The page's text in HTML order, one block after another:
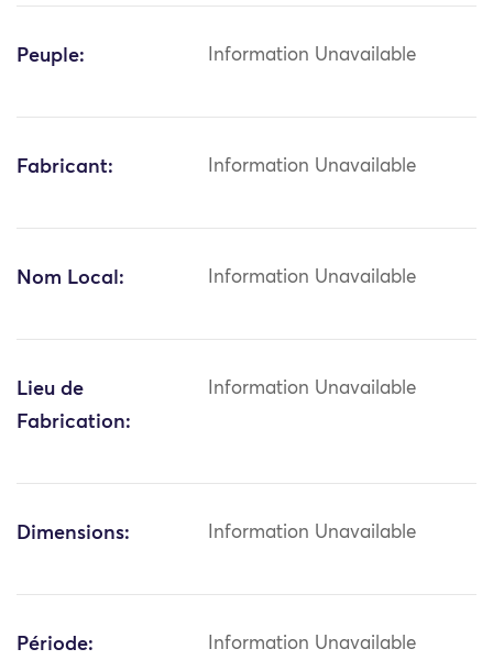
Peuple: Information Unavailable
Fabricant: Information Unavailable
Nom Local: Information Unavailable
Lieu de
Fabrication:
Information Unavailable
Dimensions: Information Unavailable
Période: Information Unavailable